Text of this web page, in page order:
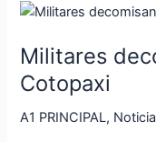
Militares
Cotopaxi
A1 PRINCIPAL, Noticia
Militares
municiones
en
Cotopaxi